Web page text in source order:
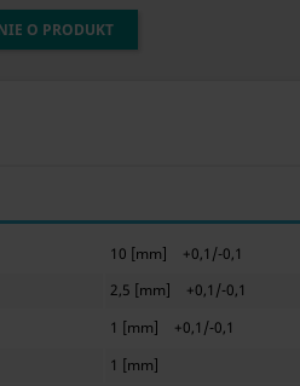
O PRODUKT
10 [mm]
+0,1/-0,1
2,5 [mm]
+0,1/-0,1
1 [mm]
+0,1/-0,1
1 [mm]